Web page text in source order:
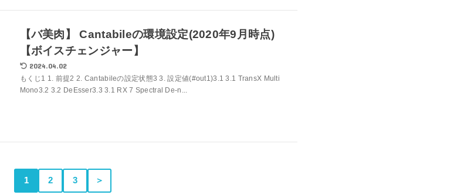
【バ美肉】 Cantabileの環境設定(2020年9月時点)
【ボイスチェンジャー】
2024.04.02
もくじ1 1. 前提2 2. Cantabileの設定状態3 3. 設定値(#out1)3.1 3.1 TransX Multi
Mono3.2 3.2 DeEsser3.3 3.1 RX 7 Spectral De-n...
1 2 3 ＞